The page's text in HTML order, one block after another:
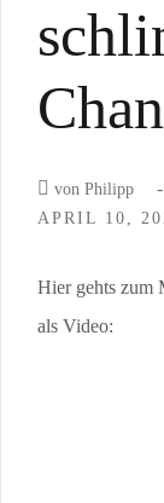
von Philipp -
APRIL 10,
Hier gehts zum
als Video: